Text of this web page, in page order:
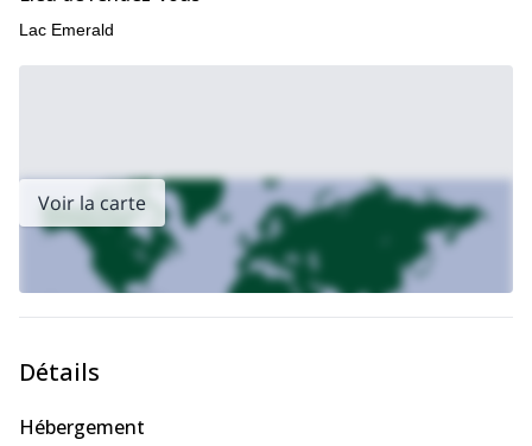
Je peux aussi vous conduire sur un
Lac Emerald
Voir la carte
Détails
Hébergement